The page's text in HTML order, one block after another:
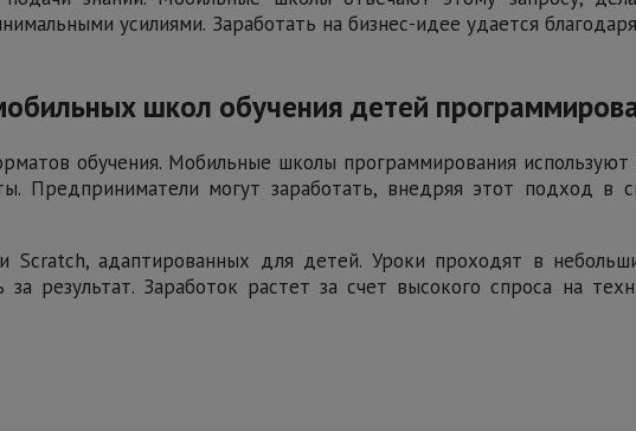
усилиями. Заработать на бизнес-идее удается
школ обучения детей
обучения. Мобильные школы программирования
могут заработать, внедряя этот подход в
адаптированных для детей. Уроки проходят в
результат. Заработок растет за счет высокого спроса на